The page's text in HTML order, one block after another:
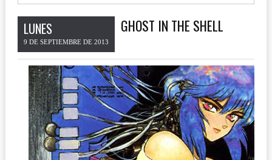
LUNES
9 DE SEPTIEMBRE DE 2013
GHOST IN THE SHELL